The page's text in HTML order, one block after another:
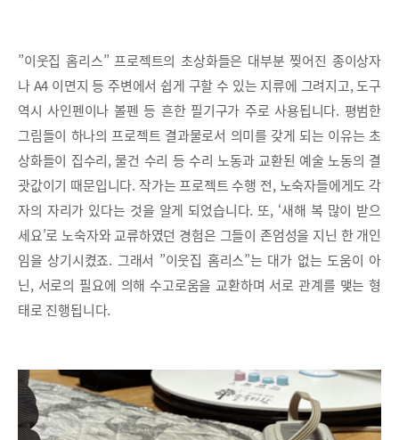
”이웃집 홈리스” 프로젝트의 초상화들은 대부분 찢어진 종이상자
나 A4 이면지 등 주변에서 쉽게 구할 수 있는 지류에 그려지고, 도구
역시 사인펜이나 볼펜 등 흔한 필기구가 주로 사용됩니다. 평범한
그림들이 하나의 프로젝트 결과물로서 의미를 갖게 되는 이유는 초
상화들이 집수리, 물건 수리 등 수리 노동과 교환된 예술 노동의 결
괏값이기 때문입니다. 작가는 프로젝트 수행 전, 노숙자들에게도 각
자의 자리가 있다는 것을 알게 되었습니다. 또, ‘새해 복 많이 받으
세요’로 노숙자와 교류하였던 경험은 그들이 존엄성을 지닌 한 개인
임을 상기시켰죠. 그래서 ”이웃집 홈리스”는 대가 없는 도움이 아
닌, 서로의 필요에 의해 수고로움을 교환하며 서로 관계를 맺는 형
태로 진행됩니다.